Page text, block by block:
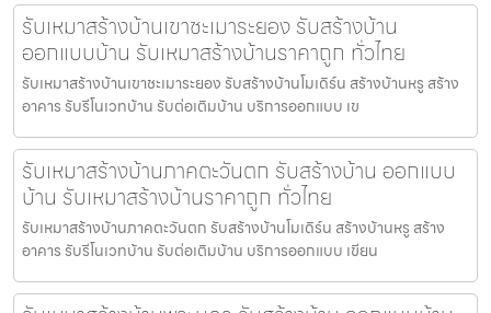
รับเหมาสร้างบ้านเขาชะเมาระยอง รับสร้างบ้าน
ออกแบบบ้าน รับเหมาสร้างบ้านราคาถูก ทั่วไทย
รับเหมาสร้างบ้านเขาชะเมาระยอง รับสร้างบ้านโมเดิร์น สร้างบ้านหรู สร้าง
อาคาร รับรีโนเวทบ้าน รับต่อเติมบ้าน บริการออกแบบ เข
รับเหมาสร้างบ้านภาคตะวันตก รับสร้างบ้าน ออกแบบ
บ้าน รับเหมาสร้างบ้านราคาถูก ทั่วไทย
รับเหมาสร้างบ้านภาคตะวันตก รับสร้างบ้านโมเดิร์น สร้างบ้านหรู สร้าง
อาคาร รับรีโนเวทบ้าน รับต่อเติมบ้าน บริการออกแบบ เขียน